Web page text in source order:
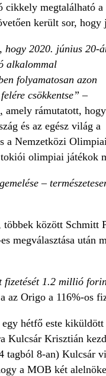
megtalálható
került sor,
2020. június 20-
alkalommal
folyamatosan azon
csökkentse” –
amely rámutatott, hogy
és az egész világ a
a Nemzetközi Olimpiai
olimpiai játékok
–
között Schmitt
megválasztása
fizetését 1.2 millió
az Origo a 116%-os
hétfő este
Krisztián
tagból 8-an) Kulcsár
a MOB két